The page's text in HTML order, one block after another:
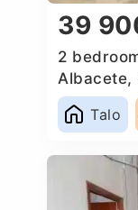
39
2
Albacete,
Talo